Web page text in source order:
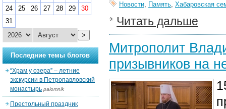
Новости, Память, Хабаровская
Читать дальше
Митрополит
призывников на
24
25 26 27 28 29
30
31
>
Последние темы блогов
“Храм у озера” – летние
экскурсии в Петропавловский
монастырь palomnik
Престольный праздник